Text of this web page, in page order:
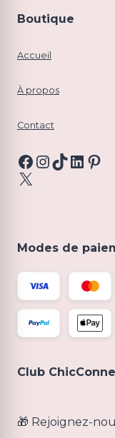
Boutique
Accueil
À propos
Contact
Facebook
Instagram
TikTok
X
Modes de
Club
🎁 Rejoignez-